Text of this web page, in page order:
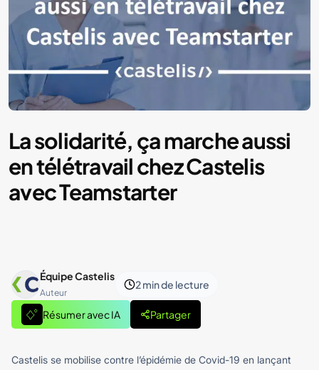
La solidarité, ça marche aussi
en télétravail chez Castelis
avec Teamstarter
Équipe Castelis
Auteur
2 minde lecture
Résumer avec IA Partager
Castelis se mobilise contre l’épidémie de Covid-19 en lançant